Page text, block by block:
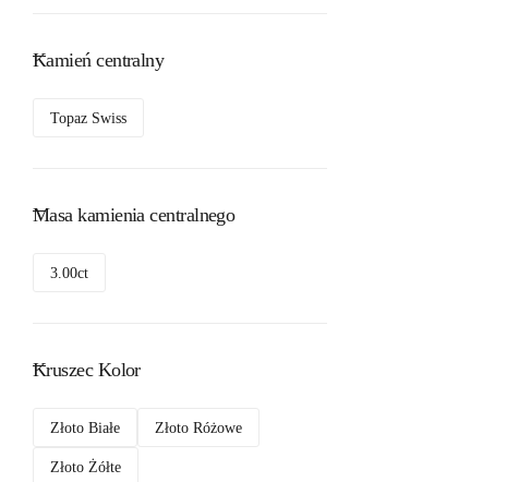
Kamień centralny
Topaz Swiss
Masa kamienia centralnego
3.00ct
Kruszec Kolor
Złoto Białe Złoto Różowe
Złoto Żółte